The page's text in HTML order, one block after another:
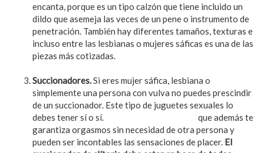
encanta, porque es un tipo calzón que tiene incluido un
dildo que asemeja las veces de un pene o instrumento de
penetración. También hay diferentes tamaños, texturas e
incluso entre las lesbianas o mujeres sáficas es una de las
piezas más cotizadas.
Succionadores.Si eres mujer sáfica, lesbiana o
simplemente una persona con vulva no puedes prescindir
de un succionador. Este tipo de juguetes sexuales lo
debes tener sí o sí.
que además te
garantiza orgasmos sin necesidad de otra persona y
pueden ser incontables las sensaciones de placer. El